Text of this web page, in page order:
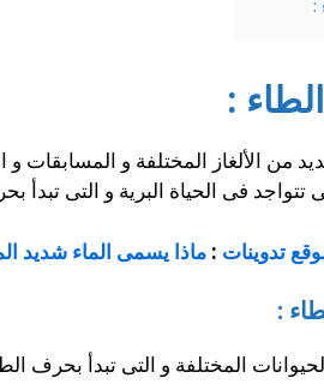
:
:
من الألغاز المختلفة و المسابقات
تتواجد فى الحياة البرية و التى تبدأ
تدوينات : ماذا يسمى الماء شديد
:
المختلفة و التى تبدأ بحرف